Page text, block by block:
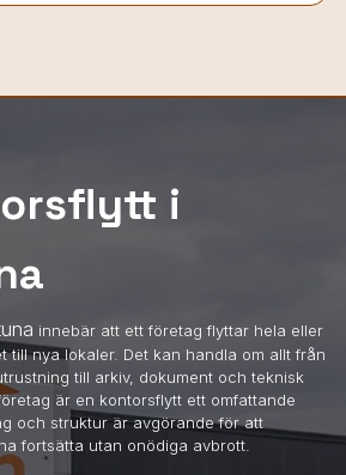
i
innebär att ett företag flyttar hela eller
till nya lokaler. Det kan handla om allt från
till arkiv, dokument och teknisk
är en kontorsflytt ett omfattande
och struktur är avgörande för att
fortsätta utan onödiga avbrott.